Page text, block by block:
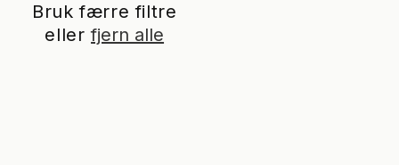
Bruk færre filtre
ellerfjern alle